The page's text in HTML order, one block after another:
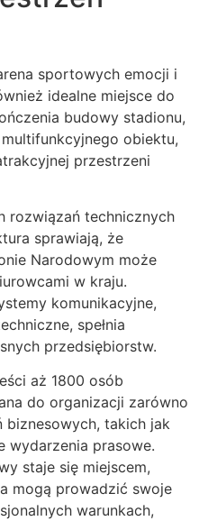
sportowych emocji i
idealne miejsce do
budowy stadionu,
obiektu,
przestrzeni
rozwiązań technicznych
sprawiają, że
Narodowym może
w kraju.
komunikacyjne,
spełnia
przedsiębiorstw.
aż 1800 osób
do organizacji zarówno
biznesowych, takich jak
wydarzenia prasowe.
staje się miejscem,
mogą prowadzić swoje
warunkach,